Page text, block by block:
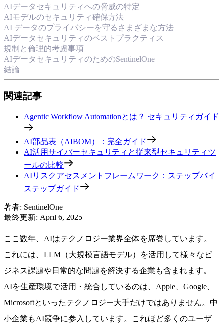
AIデータセキュリティへの脅威の特定
AIモデルのセキュリティ確保方法
AI データのプライバシーを守るさまざまな方法
AIデータセキュリティのベストプラクティス
規制と倫理的考慮事項
AIデータセキュリティのためのSentinelOne
結論
関連記事
Agentic Workflow Automationとは？ セキュリティガイド
AI部品表（AIBOM）：完全ガイド
AI活用サイバーセキュリティと従来型セキュリティツ
ールの比較
AIリスクアセスメントフレームワーク：ステップバイ
ステップガイド
著者: SentinelOne
最終更新: April 6, 2025
ここ数年、AIはテクノロジー業界全体を席巻しています。
これには、LLM（大規模言語モデル）を活用して様々なビ
ジネス課題や日常的な問題を解決する企業も含まれます。
AIを生産環境で活用・統合しているのは、Apple、Google、
Microsoftといったテクノロジー大手だけではありません。中
小企業もAI競争に参入しています。これほど多くのユーザ